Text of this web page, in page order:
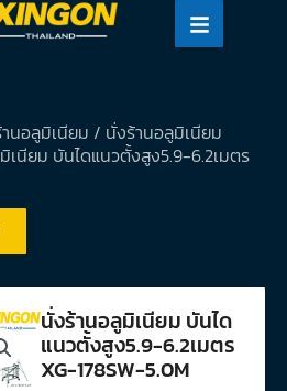
นอลูมิเนียม / นั่งร้านอลูมิเนียม
เนียม บันไดแนวตั้งสูง5.9-6.2เมตร
นั่งร้านอลูมิเนียม บันได
แนวตั้งสูง5.9-6.2เมตร
XG-178SW-5.0M